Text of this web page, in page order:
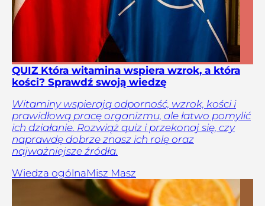
QUIZ Która witamina wspiera wzrok, a która
kości? Sprawdź swoją wiedzę
Witaminy wspierają odporność, wzrok, kości i
prawidłową pracę organizmu, ale łatwo pomylić
ich działanie. Rozwiąż quiz i przekonaj się, czy
naprawdę dobrze znasz ich rolę oraz
najważniejsze źródła.
Wiedza ogólnaMisz Masz